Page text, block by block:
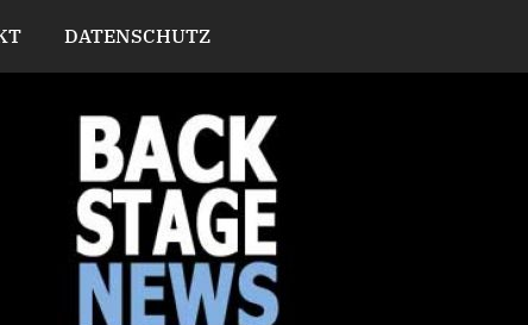
DATENSCHUTZ